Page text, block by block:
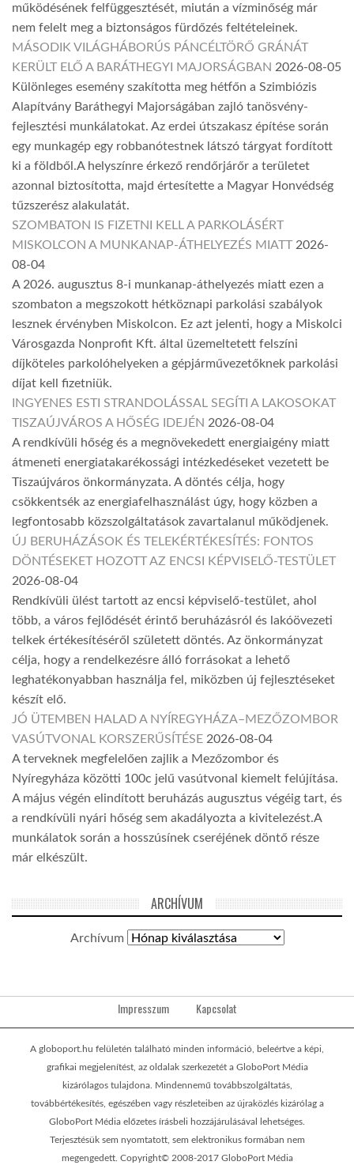
működésének felfüggesztését, miután a vízminőség már
nem felelt meg a biztonságos fürdőzés feltételeinek.
MÁSODIK VILÁGHÁBORÚS PÁNCÉLTÖRŐ GRÁNÁT
KERÜLT ELŐ A BARÁTHEGYI MAJORSÁGBAN 2026-08-05
Különleges esemény szakította meg hétfőn a Szimbiózis
Alapítvány Baráthegyi Majorságában zajló tanösvény-
fejlesztési munkálatokat. Az erdei útszakasz építése során
egy munkagép egy robbanótestnek látszó tárgyat fordított
ki a földből.A helyszínre érkező rendőrjárőr a területet
azonnal biztosította, majd értesítette a Magyar Honvédség
tűzszerész alakulatát.
SZOMBATON IS FIZETNI KELL A PARKOLÁSÉRT
MISKOLCON A MUNKANAP-ÁTHELYEZÉS MIATT 2026-
08-04
A 2026. augusztus 8-i munkanap-áthelyezés miatt ezen a
szombaton a megszokott hétköznapi parkolási szabályok
lesznek érvényben Miskolcon. Ez azt jelenti, hogy a Miskolci
Városgazda Nonprofit Kft. által üzemeltetett felszíni
díjköteles parkolóhelyeken a gépjárművezetőknek parkolási
díjat kell fizetniük.
INGYENES ESTI STRANDOLÁSSAL SEGÍTI A LAKOSOKAT
TISZAÚJVÁROS A HŐSÉG IDEJÉN 2026-08-04
A rendkívüli hőség és a megnövekedett energiaigény miatt
átmeneti energiatakarékossági intézkedéseket vezetett be
Tiszaújváros önkormányzata. A döntés célja, hogy
csökkentsék az energiafelhasználást úgy, hogy közben a
legfontosabb közszolgáltatások zavartalanul működjenek.
ÚJ BERUHÁZÁSOK ÉS TELEKÉRTÉKESÍTÉS: FONTOS
DÖNTÉSEKET HOZOTT AZ ENCSI KÉPVISELŐ-TESTÜLET
2026-08-04
Rendkívüli ülést tartott az encsi képviselő-testület, ahol
több, a város fejlődését érintő beruházásról és lakóövezeti
telkek értékesítéséről született döntés. Az önkormányzat
célja, hogy a rendelkezésre álló forrásokat a lehető
leghatékonyabban használja fel, miközben új fejlesztéseket
készít elő.
JÓ ÜTEMBEN HALAD A NYÍREGYHÁZA–MEZŐZOMBOR
VASÚTVONAL KORSZERŰSÍTÉSE 2026-08-04
A terveknek megfelelően zajlik a Mezőzombor és
Nyíregyháza közötti 100c jelű vasútvonal kiemelt felújítása.
A május végén elindított beruházás augusztus végéig tart, és
a rendkívüli nyári hőség sem akadályozta a kivitelezést.A
munkálatok során a hosszúsínek cseréjének döntő része
már elkészült.
ARCHÍVUM
Archívum
Impresszum Kapcsolat
A globoport.hu felületén található minden információ, beleértve a képi,
grafikai megjelenítést, az oldalak szerkezetét a GloboPort Média
kizárólagos tulajdona. Mindennemű továbbszolgáltatás,
továbbértékesítés, egészében vagy részleteiben az újraközlés kizárólag a
GloboPort Média előzetes írásbeli hozzájárulásával lehetséges.
Terjesztésük sem nyomtatott, sem elektronikus formában nem
megengedett. Copyright© 2008-2017 GloboPort Média